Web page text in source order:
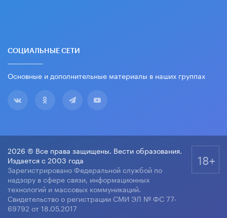
СОЦИАЛЬНЫЕ СЕТИ
Основные и дополнительные материалы в наших группах
2026 © Все права защищены. Вести образования.
Издается с 2003 года
Зарегистрировано Федеральной службой по
надзору в сфере связи, информационных
технологий и массовых коммуникаций.
Свидетельство о регистрации СМИ ЭЛ № ФС 77-
69792 от 18.05.2017
18+